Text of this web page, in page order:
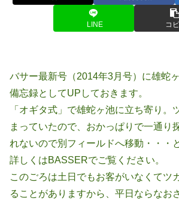
LINE コ
バサー最新号（2014年3月号）に雄蛇
備忘録としてUPしておきます。
「オギタ式」で雄蛇ヶ池に立ち寄り。
まっていたので、おかっぱりで一通り
れないので別フィールドへ移動・・・
詳しくはBASSERでご覧ください。
このごろは土日でもお客がいなくてツ
ることがありますから、平日ならなお